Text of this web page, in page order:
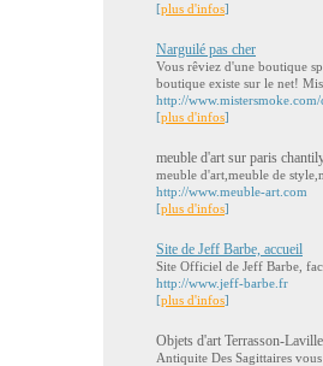
[plus d'infos]
Narguilé pas cher
Vous rêviez d'une boutique
boutique existe sur le net!
http://
[plus d'infos]
meuble d'art sur paris
meuble d'art,meuble de
http://www.meuble-art.com
[plus d'infos]
Site de Jeff Barbe, accueil
Site Officiel de Jeff Barbe,
http://www.jeff-barbe.fr
[plus d'infos]
Objets d'art Terrasson-
Antiquite Des Sagittaires